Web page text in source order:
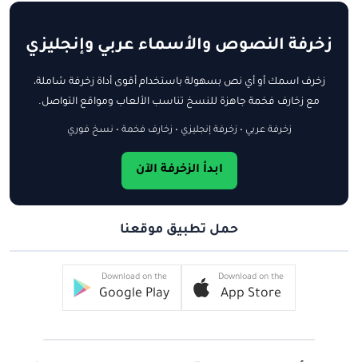
زخرفة النصوص والأسماء عربي وإنجليزي
زخرف اسمك أو أي نص بسهولة باستخدام أقوى أداة زخرفة شاملة،
مع زخارف فخمة جاهزة للنسخ تناسب الألعاب ومواقع التواصل.
زخرفة عربي • زخرفة إنجليزي • زخارف فخمة • نسخ فوري
ابدأ الزخرفة الآن
حمل تطبيق موقعنا
Download on the
App Store
Download on the
Google Play